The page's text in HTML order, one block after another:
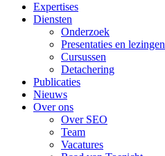
Expertises
Diensten
Onderzoek
Presentaties en lezingen
Cursussen
Detachering
Publicaties
Nieuws
Over ons
Over SEO
Team
Vacatures